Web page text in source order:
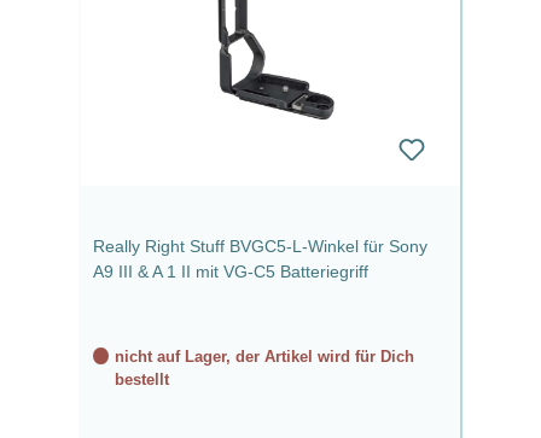
Really Right Stuff BVGC5-L-Winkel für Sony
A9 III & A 1 II mit VG-C5 Batteriegriff
nicht auf Lager, der Artikel wird für Dich
bestellt